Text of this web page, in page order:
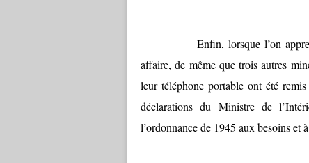
Enfin, lorsque l’on
affaire, de même que trois autres
leur téléphone portable ont été
déclarations du Ministre de
l’ordonnance de 1945 aux besoins et